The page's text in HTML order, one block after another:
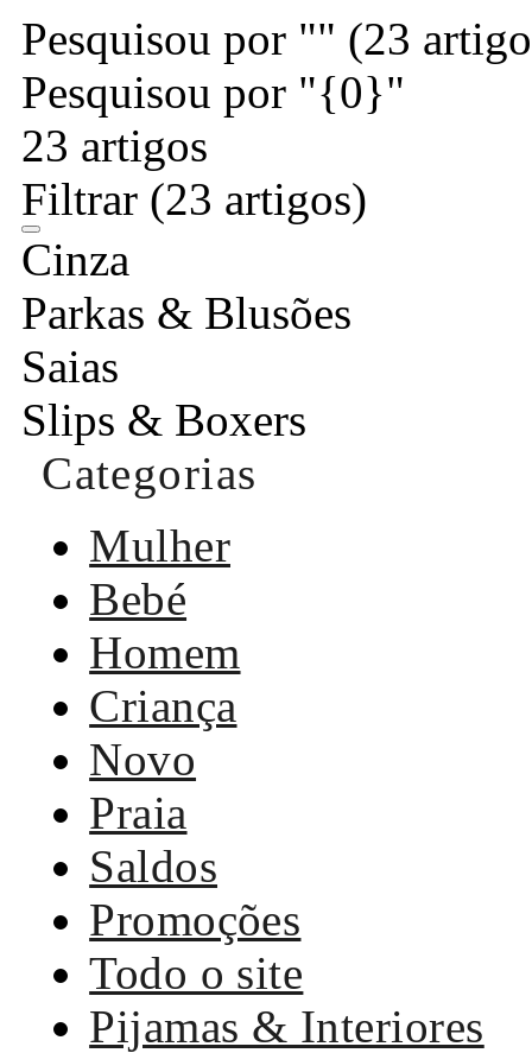
Pesquisou por "" (23
Pesquisou por "{0}"
23 artigos
Filtrar (23 artigos)
Cinza
Parkas & Blusões
Saias
Slips & Boxers
Categorias
Mulher
Bebé
Homem
Criança
Novo
Praia
Saldos
Promoções
Todo o site
Pijamas & Interiores